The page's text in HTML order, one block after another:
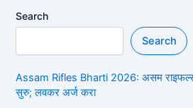
Search
Search
Assam Rifles Bharti 2026: असम राइफल्स
सुरु; लवकर अर्ज करा